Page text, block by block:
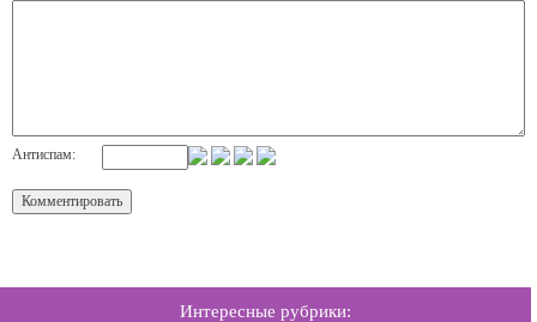
Антиспам:
Интересные рубрики: